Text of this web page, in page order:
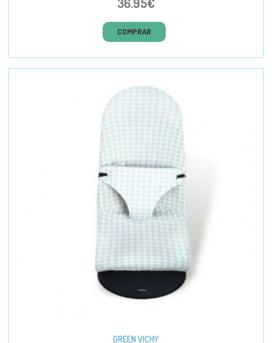
36.95€
COMPRAR
GREEN VICHY